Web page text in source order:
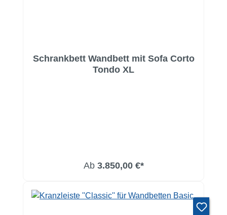
Schrankbett Wandbett mit Sofa Corto
Tondo XL
Ab 3.850,00 €*